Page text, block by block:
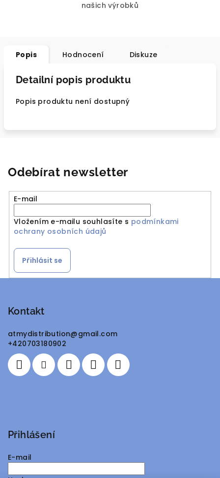
našich výrobků
Popis Hodnocení Diskuze
Detailní popis produktu
Popis produktu není dostupný
Odebírat newsletter
E-mail
Vložením e-mailu souhlasíte s podmínkami
ochrany osobních údajů
Přihlásit se
Kontakt
atmydistribution@gmail.com
+420703180902
Přihlášení
E-mail